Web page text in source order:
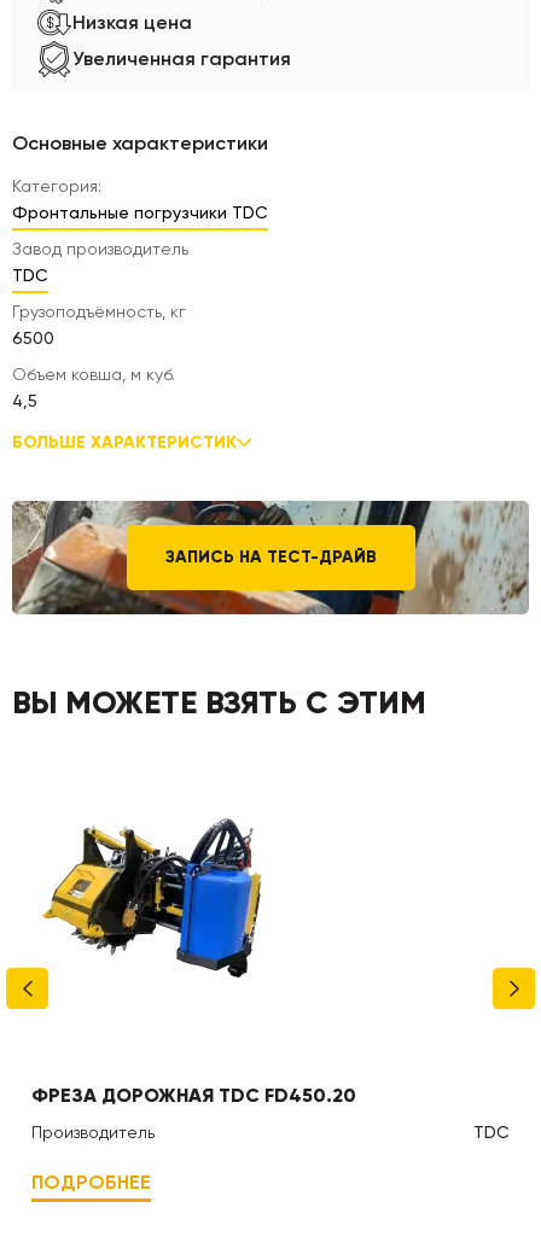
Низкая цена
Увеличенная гарантия
Основные характеристики
Категория:
Фронтальные погрузчики TDC
Завод производитель
TDC
Грузоподъёмность, кг
6500
Объем ковша, м куб.
4,5
БОЛЬШЕ ХАРАКТЕРИСТИК
ЗАПИСЬ НА ТЕСТ-ДРАЙВ
ВЫ МОЖЕТЕ ВЗЯТЬ С ЭТИМ
ФРЕЗА ДОРОЖНАЯ TDC FD450.20
Производитель TDC
ПОДРОБНЕЕ